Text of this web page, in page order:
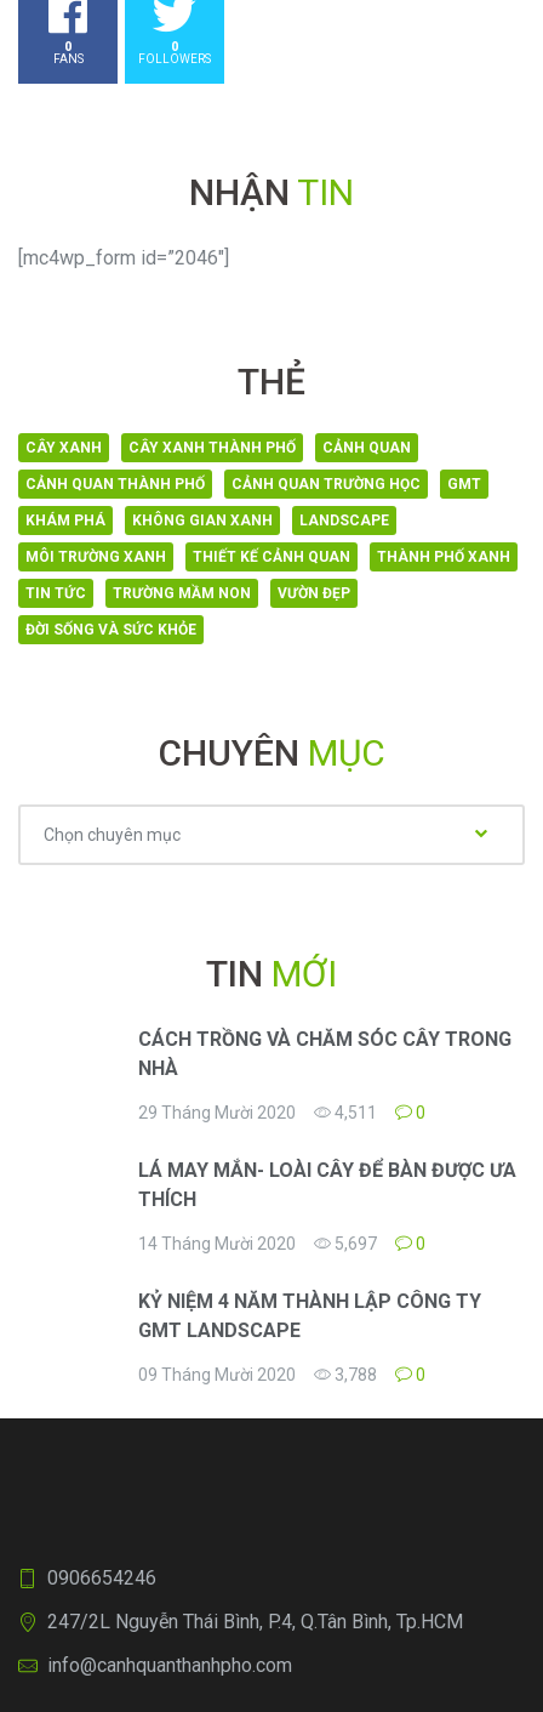
0
FANS
0
FOLLOWERS
NHẬN TIN
[mc4wp_form id=”2046″]
THẺ
CÂY XANH CÂY XANH THÀNH PHỐ CẢNH QUAN
CẢNH QUAN THÀNH PHỐ CẢNH QUAN TRƯỜNG HỌC GMT
KHÁM PHÁ KHÔNG GIAN XANH LANDSCAPE
MÔI TRƯỜNG XANH THIẾT KẾ CẢNH QUAN THÀNH PHỐ XANH
TIN TỨC TRƯỜNG MẦM NON VƯỜN ĐẸP
ĐỜI SỐNG VÀ SỨC KHỎE
CHUYÊN MỤC
mục
Chọn chuyên mục
TIN MỚI
CÁCH TRỒNG VÀ CHĂM SÓC CÂY TRONG
NHÀ
29 Tháng Mười 2020 4,511 0
LÁ MAY MẮN- LOÀI CÂY ĐỂ BÀN ĐƯỢC ƯA
THÍCH
14 Tháng Mười 2020 5,697 0
KỶ NIỆM 4 NĂM THÀNH LẬP CÔNG TY
GMT LANDSCAPE
09 Tháng Mười 2020 3,788 0
0906654246
247/2L Nguyễn Thái Bình, P.4, Q.Tân Bình, Tp.HCM
info@canhquanthanhpho.com